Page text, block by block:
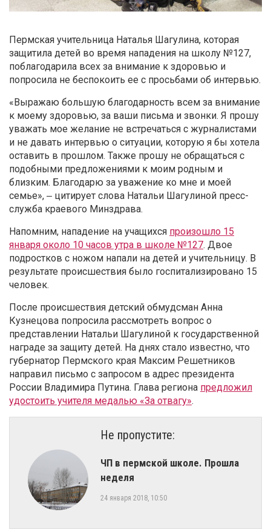
Пермская учительница Наталья Шагулина, которая
защитила детей во время нападения на школу №127,
поблагодарила всех за внимание к здоровью и
попросила не беспокоить ее с просьбами об интервью.
«Выражаю большую благодарность всем за внимание
к моему здоровью, за ваши письма и звонки. Я прошу
уважать мое желание не встречаться с журналистами
и не давать интервью о ситуации, которую я бы хотела
оставить в прошлом. Также прошу не обращаться с
подобными предложениями к моим родным и
близким. Благодарю за уважение ко мне и моей
семье», ‒ цитирует слова Натальи Шагулиной пресс-
служба краевого Минздрава.
Напомним, нападение на учащихся произошло 15
января около 10 часов утра в школе №127. Двое
подростков с ножом напали на детей и учительницу. В
результате происшествия было госпитализировано 15
человек.
После происшествия детский обмудсман Анна
Кузнецова попросила рассмотреть вопрос о
представлении Натальи Шагулиной к государственной
награде за защиту детей. На днях стало известно, что
губернатор Пермского края Максим Решетников
направил письмо с запросом в адрес президента
России Владимира Путина. Глава региона предложил
удостоить учителя медалью «За отвагу».
Не пропустите:
​ЧП в пермской школе. Прошла
неделя
24 января 2018, 10:50